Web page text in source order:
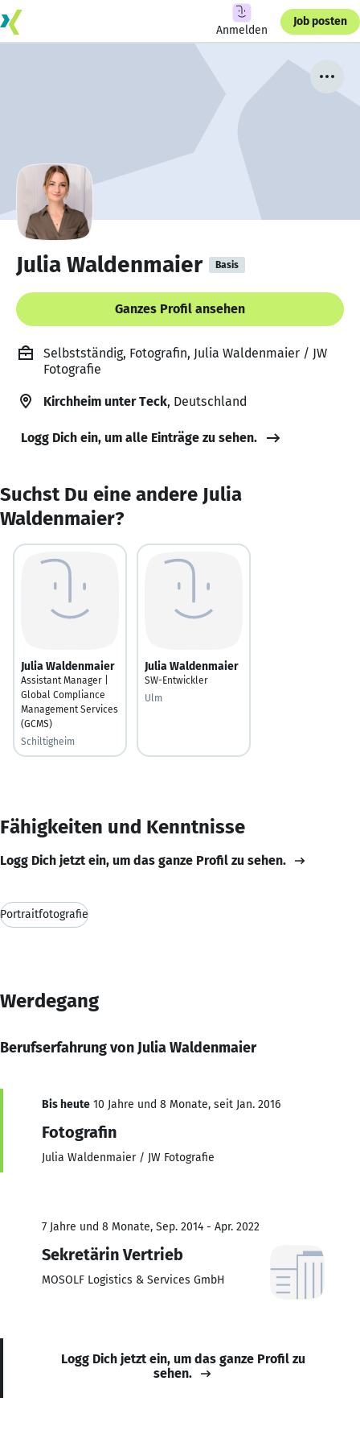
Anmelden
Job posten
Julia Waldenmaier Basis
Ganzes Profil ansehen
Selbstständig, Fotografin, Julia Waldenmaier / JW
Fotografie
Kirchheim unter Teck, Deutschland
Logg Dich ein, um alle Einträge zu sehen.
Suchst Du eine andere Julia
Waldenmaier?
Julia Waldenmaier
Assistant Manager |
Global Compliance
Management Services
(GCMS)
Schiltigheim
Julia Waldenmaier
SW-Entwickler
Ulm
Fähigkeiten und Kenntnisse
Logg Dich jetzt ein, um das ganze Profil zu sehen.
Portraitfotografie
Werdegang
Berufserfahrung von Julia Waldenmaier
Bis heute 10 Jahre und 8 Monate, seit Jan. 2016
Fotografin
Julia Waldenmaier / JW Fotografie
7 Jahre und 8 Monate, Sep. 2014 - Apr. 2022
Sekretärin Vertrieb
MOSOLF Logistics & Services GmbH
Logg Dich jetzt ein, um das ganze Profil zu
sehen.